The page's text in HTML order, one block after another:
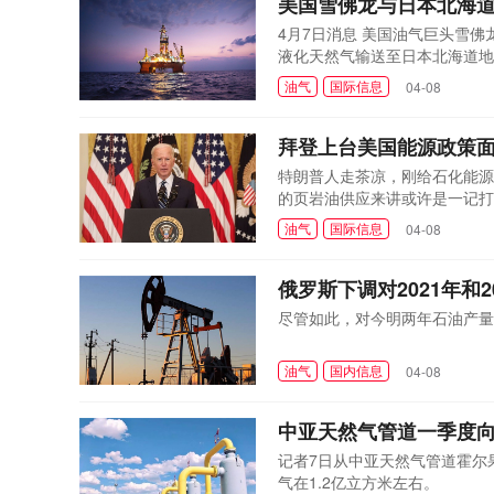
4月7日消息 美国油气巨头雪佛
液化天然气输送至日本北海道
油气 国际信息 04-08
拜登上台美国能源政策
特朗普人走茶凉，刚给石化能
的页岩油供应来讲或许是一记
油气 国际信息 04-08
俄罗斯下调对2021年和
尽管如此，对今明两年石油产
油气 国内信息 04-08
中亚天然气管道一季度
记者7日从中亚天然气管道霍
气在1.2亿立方米左右。